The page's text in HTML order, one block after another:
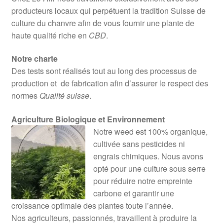
producteurs locaux qui perpétuent la tradition Suisse de
culture du chanvre afin de vous fournir une plante de
haute qualité riche en CBD.
Notre charte
Des tests sont réalisés tout au long des processus de
production et de fabrication afin d’assurer le respect des
normes Qualité suisse.
Agriculture Biologique et Environnement
Notre weed est 100% organique,
cultivée sans pesticides ni
engrais chimiques. Nous avons
opté pour une culture sous serre
pour réduire notre empreinte
carbone et garantir une
croissance optimale des plantes toute l’année.
Nos agriculteurs, passionnés, travaillent à produire la